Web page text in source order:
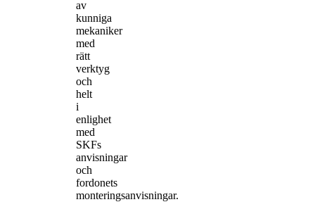
av
kunniga
mekaniker
med
rätt
verktyg
och
helt
i
enlighet
med
SKFs
anvisningar
och
fordonets
monteringsanvisningar.